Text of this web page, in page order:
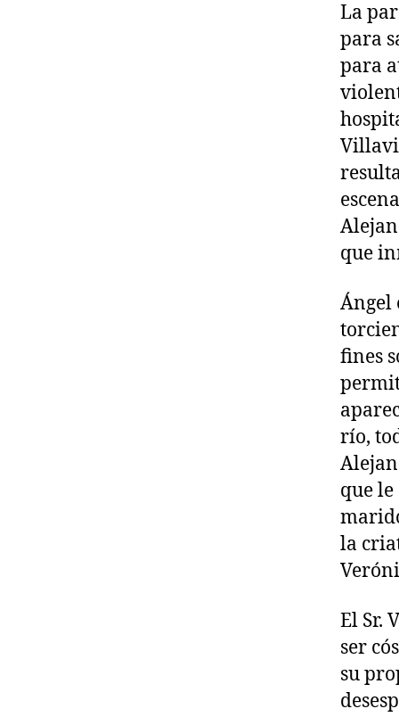
La
para
para
que
Ángel
fines
río,
que
la
El Sr.
ser
su